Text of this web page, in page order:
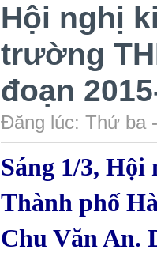
Hội nghị
trường
đoạn
Đăng lúc: Thứ ba
Sáng 1/3,
Thành phố
Chu Văn An.